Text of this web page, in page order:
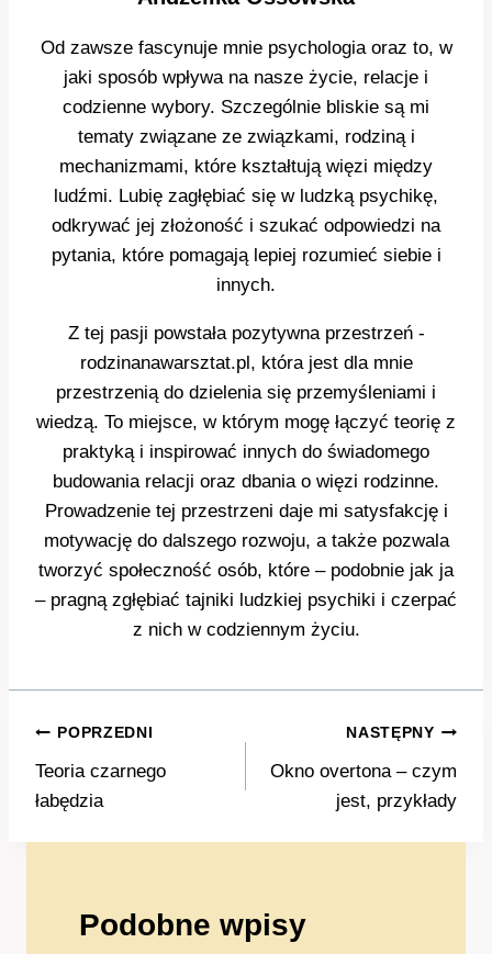
Od zawsze fascynuje mnie psychologia oraz to, w
jaki sposób wpływa na nasze życie, relacje i
codzienne wybory. Szczególnie bliskie są mi
tematy związane ze związkami, rodziną i
mechanizmami, które kształtują więzi między
ludźmi. Lubię zagłębiać się w ludzką psychikę,
odkrywać jej złożoność i szukać odpowiedzi na
pytania, które pomagają lepiej rozumieć siebie i
innych.
Z tej pasji powstała pozytywna przestrzeń -
rodzinanawarsztat.pl, która jest dla mnie
przestrzenią do dzielenia się przemyśleniami i
wiedzą. To miejsce, w którym mogę łączyć teorię z
praktyką i inspirować innych do świadomego
budowania relacji oraz dbania o więzi rodzinne.
Prowadzenie tej przestrzeni daje mi satysfakcję i
motywację do dalszego rozwoju, a także pozwala
tworzyć społeczność osób, które – podobnie jak ja
– pragną zgłębiać tajniki ludzkiej psychiki i czerpać
z nich w codziennym życiu.
Nawigacja
wpisu
POPRZEDNI
Teoria czarnego
łabędzia
NASTĘPNY
Okno overtona – czym
jest, przykłady
Podobne wpisy